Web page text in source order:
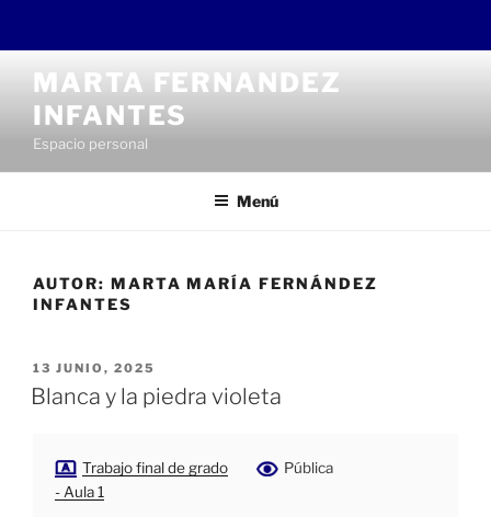
contenido
MARTA FERNANDEZ
INFANTES
Espacio personal
Menú
AUTOR: MARTA MARÍA FERNÁNDEZ
INFANTES
PUBLICADO
EL
13 JUNIO, 2025
Blanca y la piedra violeta
Trabajo final de grado
- Aula 1
Pública